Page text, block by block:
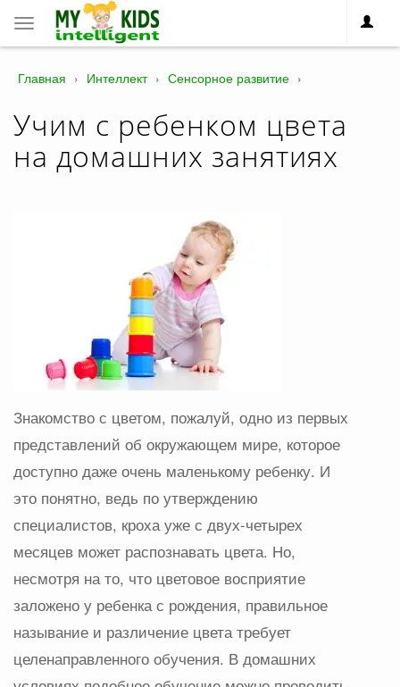
Toggle
navigation
Главная › Интеллект › Сенсорное развитие ›
Учим с ребенком цвета
на домашних занятиях
Знакомство с цветом, пожалуй, одно из первых
представлений об окружающем мире, которое
доступно даже очень маленькому ребенку. И
это понятно, ведь по утверждению
специалистов, кроха уже с двух-четырех
месяцев может распознавать цвета. Но,
несмотря на то, что цветовое восприятие
заложено у ребенка с рождения, правильное
называние и различение цвета требует
целенаправленного обучения. В домашних